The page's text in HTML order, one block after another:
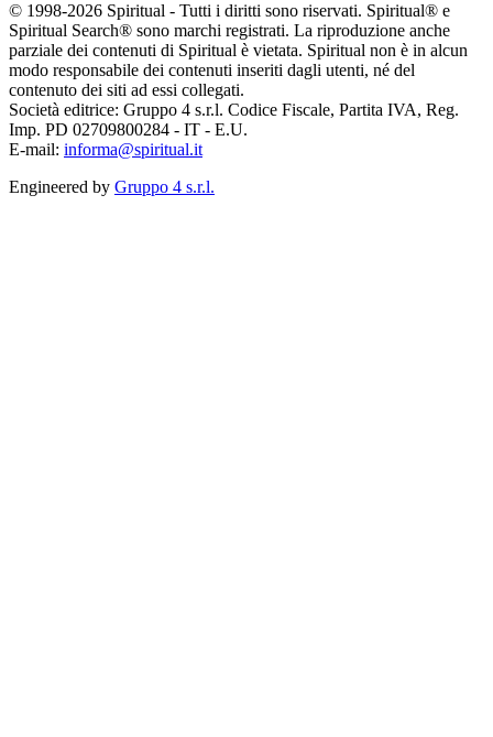
© 1998-2026 Spiritual - Tutti i diritti sono riservati. Spiritual® e
Spiritual Search® sono marchi registrati. La riproduzione anche
parziale dei contenuti di Spiritual è vietata. Spiritual non è in alcun
modo responsabile dei contenuti inseriti dagli utenti, né del
contenuto dei siti ad essi collegati.
Società editrice: Gruppo 4 s.r.l. Codice Fiscale, Partita IVA, Reg.
Imp. PD 02709800284 - IT - E.U.
E-mail: informa@spiritual.it
Engineered by Gruppo 4 s.r.l.